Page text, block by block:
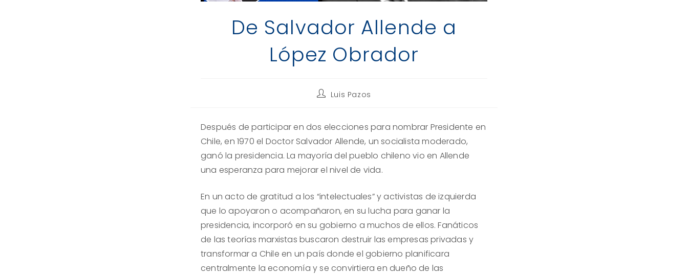
De Salvador Allende a
López Obrador
Autor
entrada:
Luis Pazos
Después de participar en dos elecciones para nombrar Presidente en
Chile, en 1970 el Doctor Salvador Allende, un socialista moderado,
ganó la presidencia. La mayoría del pueblo chileno vio en Allende
una esperanza para mejorar el nivel de vida.
En un acto de gratitud a los “intelectuales” y activistas de izquierda
que lo apoyaron o acompañaron, en su lucha para ganar la
presidencia, incorporó en su gobierno a muchos de ellos. Fanáticos
de las teorías marxistas buscaron destruir las empresas privadas y
transformar a Chile en un país donde el gobierno planificara
centralmente la economía y se convirtiera en dueño de las